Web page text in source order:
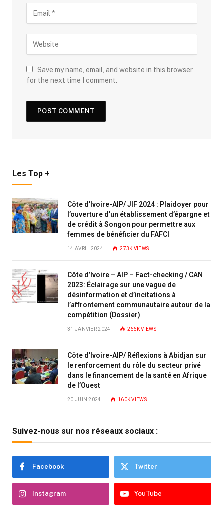
Save my name, email, and website in this browser
for the next time I comment.
Les Top +
Côte d’Ivoire-AIP/ JIF 2024 : Plaidoyer pour
l’ouverture d’un établissement d’épargne et
de crédit à Songon pour permettre aux
femmes de bénéficier du FAFCI
14 AVRIL 2024 273K VIEWS
Côte d’Ivoire – AIP – Fact-checking / CAN
2023: Éclairage sur une vague de
désinformation et d’incitations à
l’affrontement communautaire autour de la
compétition (Dossier)
31 JANVIER 2024 266KVIEWS
Côte d’Ivoire-AIP/ Réflexions à Abidjan sur
le renforcement du rôle du secteur privé
dans le financement de la santé en Afrique
de l’Ouest
20 JUIN 2024 160KVIEWS
Suivez-nous sur nos réseaux sociaux :
Facebook Twitter
Instagram YouTube